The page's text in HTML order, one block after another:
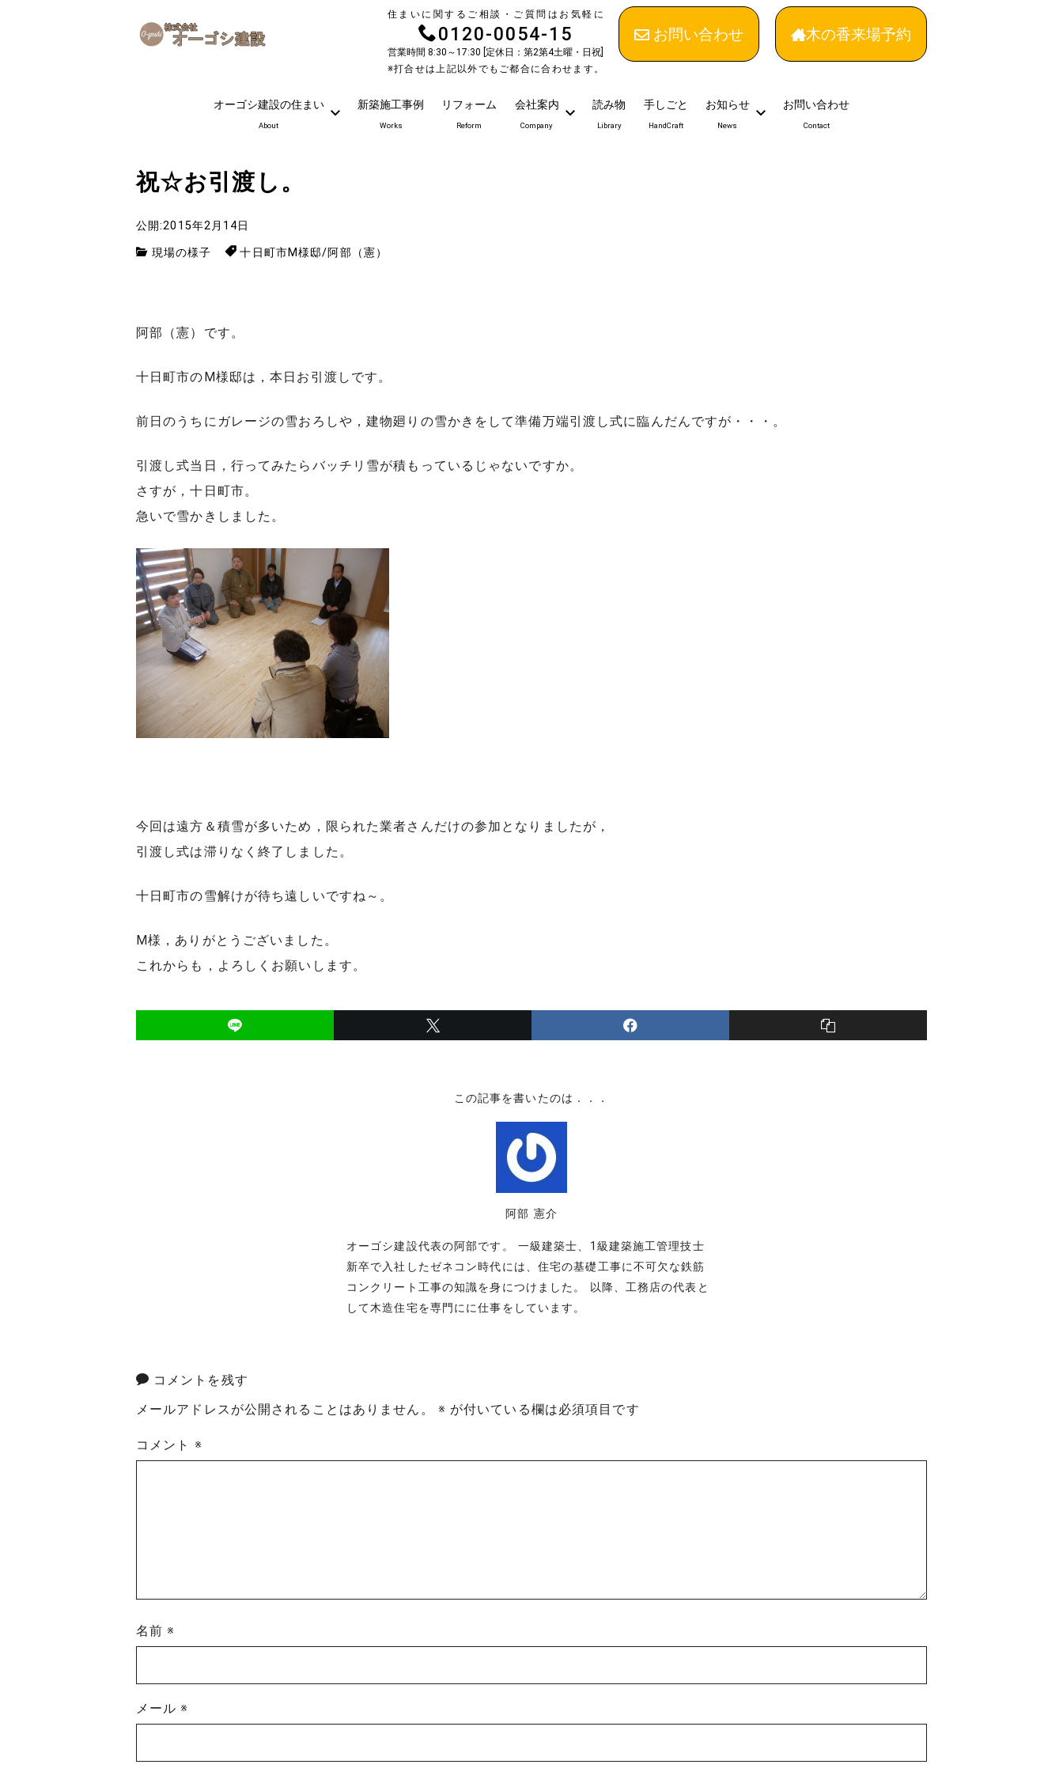
住まいに関するご相談・ご質問はお気軽に
0120-0054-15
営業時間 8:30～17:30 [定休日：第2第4土曜・日祝]
※打合せは上記以外でもご都合に合わせます。
お問い合わせ 木の香来場予約
オーゴシ建設の住まい
About
新築施工事例
Works
リフォーム
Reform
会社案内
Company
読み物
Library
手しごと
HandCraft
お知らせ
News
お問い合わせ
Contact
祝☆お引渡し。
公開:2015年2月14日
現場の様子
十日町市M様邸/阿部（憲）
阿部（憲）です。
十日町市のM様邸は，本日お引渡しです。
前日のうちにガレージの雪おろしや，建物廻りの雪かきをして準備万端引渡し式に臨んだんですが・・・。
引渡し式当日，行ってみたらバッチリ雪が積もっているじゃないですか。
さすが，十日町市。
急いで雪かきしました。
今回は遠方＆積雪が多いため，限られた業者さんだけの参加となりましたが，
引渡し式は滞りなく終了しました。
十日町市の雪解けが待ち遠しいですね～。
M様，ありがとうございました。
これからも，よろしくお願いします。
この記事を書いたのは．．．
阿部 憲介
オーゴシ建設代表の阿部です。 一級建築士、1級建築施工管理技士
新卒で入社したゼネコン時代には、住宅の基礎工事に不可欠な鉄筋
コンクリート工事の知識を身につけました。 以降、工務店の代表と
して木造住宅を専門にに仕事をしています。
コメントを残す
メールアドレスが公開されることはありません。
※ が付いている欄は必須項目です
コメント ※
名前※
メール※